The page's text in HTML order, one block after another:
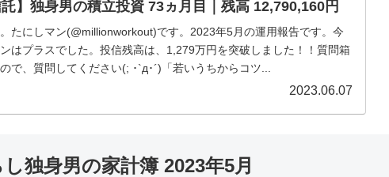
託】独身男の積立投資 73ヵ月目｜残高 12,790,160円
たにしマン(@millionworkout)です。2023年5月の運用報告です。今
はプラスでした。投信残高は、1,279万円を突破しました！！質問箱
で、質問してください(; ･`д･´)「若いうちからコツ...
2023.06.07
独身男の家計簿 2023年5月